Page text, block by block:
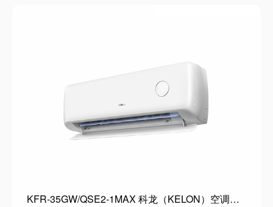
KFR-35GW/QSE2-1MAX 科龙（KELON）空调静省max电大1.5匹新一级能效 变频挂机家用冷暖16分贝轻音好眠AI高效除湿 海信世界杯以旧换新 静省电 大1.5匹 MAX